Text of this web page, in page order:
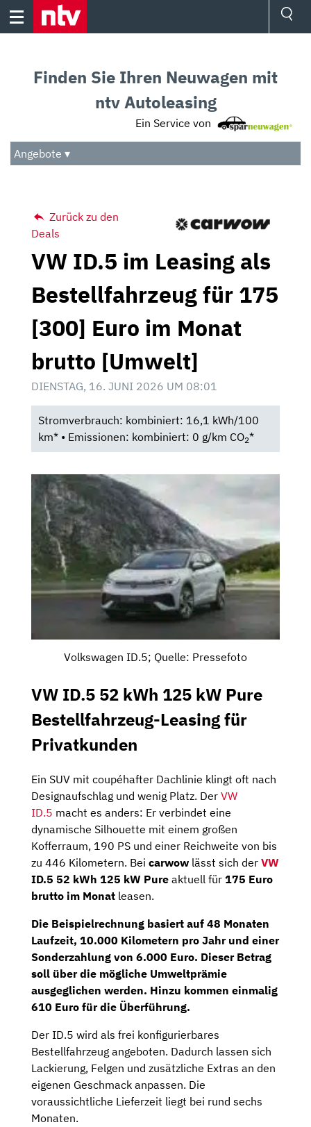
Skip
Audio
Das Beste
Finden Sie Ihren Neuwagen mit
ntv Autoleasing
Ein Service von
Angebote ▾
Zurück zu den
Deals
VW ID.5 im Leasing als
Bestellfahrzeug für 175
[300] Euro im Monat
brutto [Umwelt]
DIENSTAG, 16. JUNI 2026 UM 08:01
Stromverbrauch: kombiniert: 16,1 kWh/100
km* • Emissionen: kombiniert: 0 g/km CO2*
Volkswagen ID.5; Quelle: Pressefoto
VW ID.5 52 kWh 125 kW Pure
Bestellfahrzeug-Leasing für
Privatkunden
Ein SUV mit coupéhafter Dachlinie klingt oft nach
Designaufschlag und wenig Platz. Der VW
ID.5 macht es anders: Er verbindet eine
dynamische Silhouette mit einem großen
Kofferraum, 190 PS und einer Reichweite von bis
zu 446 Kilometern. Bei carwow lässt sich der VW
ID.5 52 kWh 125 kW Pure aktuell für 175 Euro
brutto im Monat leasen.
Die Beispielrechnung basiert auf 48 Monaten
Laufzeit, 10.000 Kilometern pro Jahr und einer
Sonderzahlung von 6.000 Euro. Dieser Betrag
soll über die mögliche Umweltprämie
ausgeglichen werden. Hinzu kommen einmalig
610 Euro für die Überführung.
Der ID.5 wird als frei konfigurierbares
Bestellfahrzeug angeboten. Dadurch lassen sich
Lackierung, Felgen und zusätzliche Extras an den
eigenen Geschmack anpassen. Die
voraussichtliche Lieferzeit liegt bei rund sechs
Monaten.